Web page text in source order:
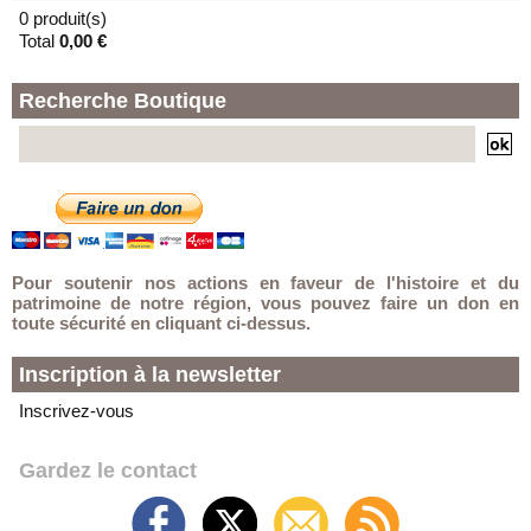
0 produit(s)
Total 0,00 €
Recherche Boutique
Pour soutenir nos actions en faveur de l'histoire et du
patrimoine de notre région, vous pouvez faire un don en
toute sécurité en cliquant ci-dessus.
Inscription à la newsletter
Inscrivez-vous
Gardez le contact